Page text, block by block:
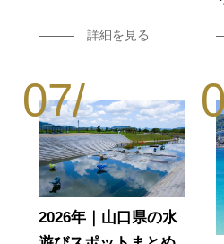
詳細を見る
2026年｜山口県の水